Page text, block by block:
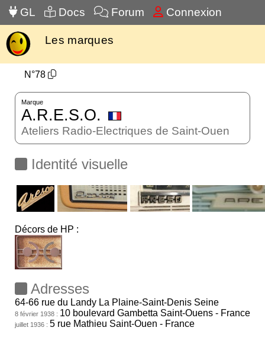
GL Docs Forum Connexion
Les marques
N°78
Marque
A.R.E.S.O.
Ateliers Radio-Electriques de Saint-Ouen
Identité visuelle
Décors de HP :
Adresses
64-66 rue du Landy La Plaine-Saint-Denis Seine
8 février 1938 : 10 boulevard Gambetta Saint-Ouens - France
juillet 1936 : 5 rue Mathieu Saint-Ouen - France